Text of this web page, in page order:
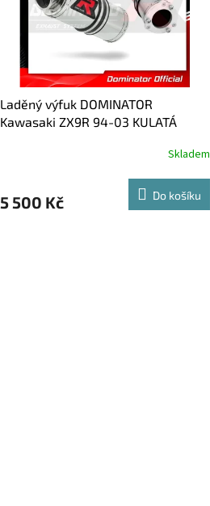
Laděný výfuk DOMINATOR
Kawasaki ZX9R 94-03 KULATÁ
Skladem
5 500 Kč Do košíku